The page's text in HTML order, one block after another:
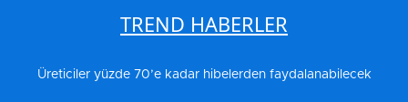
TREND HABERLER
Üreticiler yüzde 70’e kadar hibelerden faydalanabilecek